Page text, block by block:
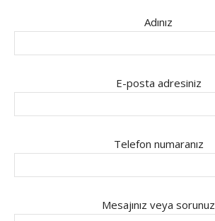
Adınız
E-posta adresiniz
Telefon numaranız
Mesajınız veya sorunuz